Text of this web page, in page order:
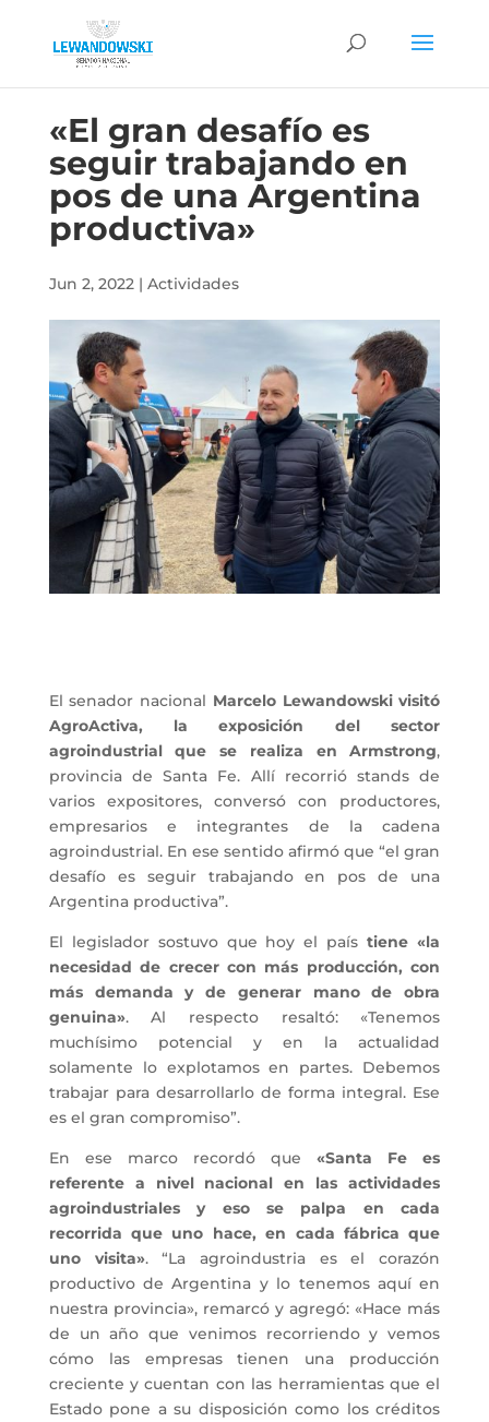
«El gran desafío es
seguir trabajando en
pos de una Argentina
productiva»
Jun 2, 2022| Actividades
El senador nacional Marcelo Lewandowski visitó
AgroActiva, la exposición del sector
agroindustrial que se realiza en Armstrong,
provincia de Santa Fe. Allí recorrió stands de
varios expositores, conversó con productores,
empresarios e integrantes de la cadena
agroindustrial. En ese sentido afirmó que “el gran
desafío es seguir trabajando en pos de una
Argentina productiva”.
El legislador sostuvo que hoy el paístiene «la
necesidad de crecer con más producción, con
más demanda y de generar mano de obra
genuina». Al respecto resaltó: «Tenemos
muchísimo potencial y en la actualidad
solamente lo explotamos en partes. Debemos
trabajar para desarrollarlo de forma integral. Ese
es el gran compromiso”.
En ese marco recordó que«Santa Fe es
referente a nivel nacional en las actividades
agroindustriales y eso se palpa en cada
recorrida que uno hace, en cada fábrica que
uno visita». “La agroindustria es el corazón
productivo de Argentina y lo tenemos aquí en
nuestra provincia», remarcó y agregó: «Hace más
de un año que venimos recorriendo y vemos
cómo las empresas tienen una producción
creciente y cuentan con las herramientas que el
Estado pone a su disposición como los créditos